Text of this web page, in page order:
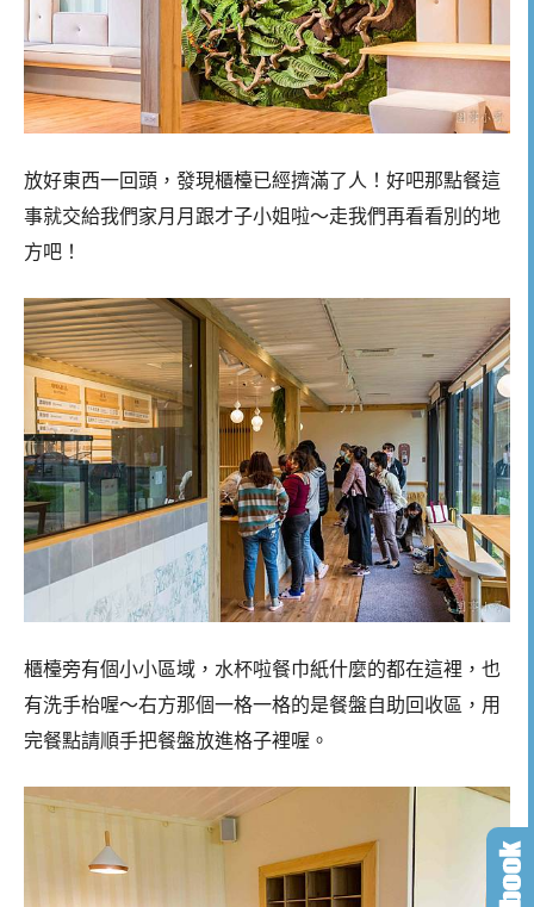
放好東西一回頭，發現櫃檯已經擠滿了人！好吧那點餐這
事就交給我們家月月跟才子小姐啦～走我們再看看別的地
方吧！
櫃檯旁有個小小區域，水杯啦餐巾紙什麼的都在這裡，也
有洗手枱喔～右方那個一格一格的是餐盤自助回收區，用
完餐點請順手把餐盤放進格子裡喔。